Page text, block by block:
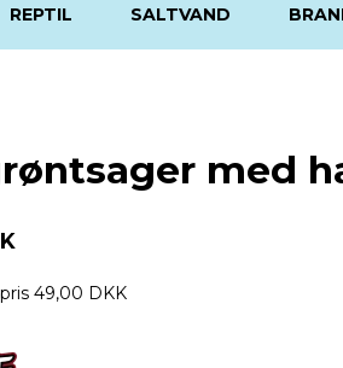
REPTIL SALTVAND
med
49,00 DKK